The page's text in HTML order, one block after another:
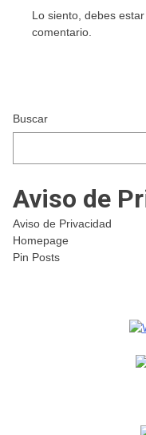
Lo siento, debes estar
comentario.
Buscar
Aviso de
Aviso de Privacidad
Homepage
Pin Posts